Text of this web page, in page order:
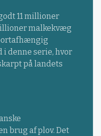
11 millioner
malkekvæg
denne serie, hvor
på landets
brug af plov. Det